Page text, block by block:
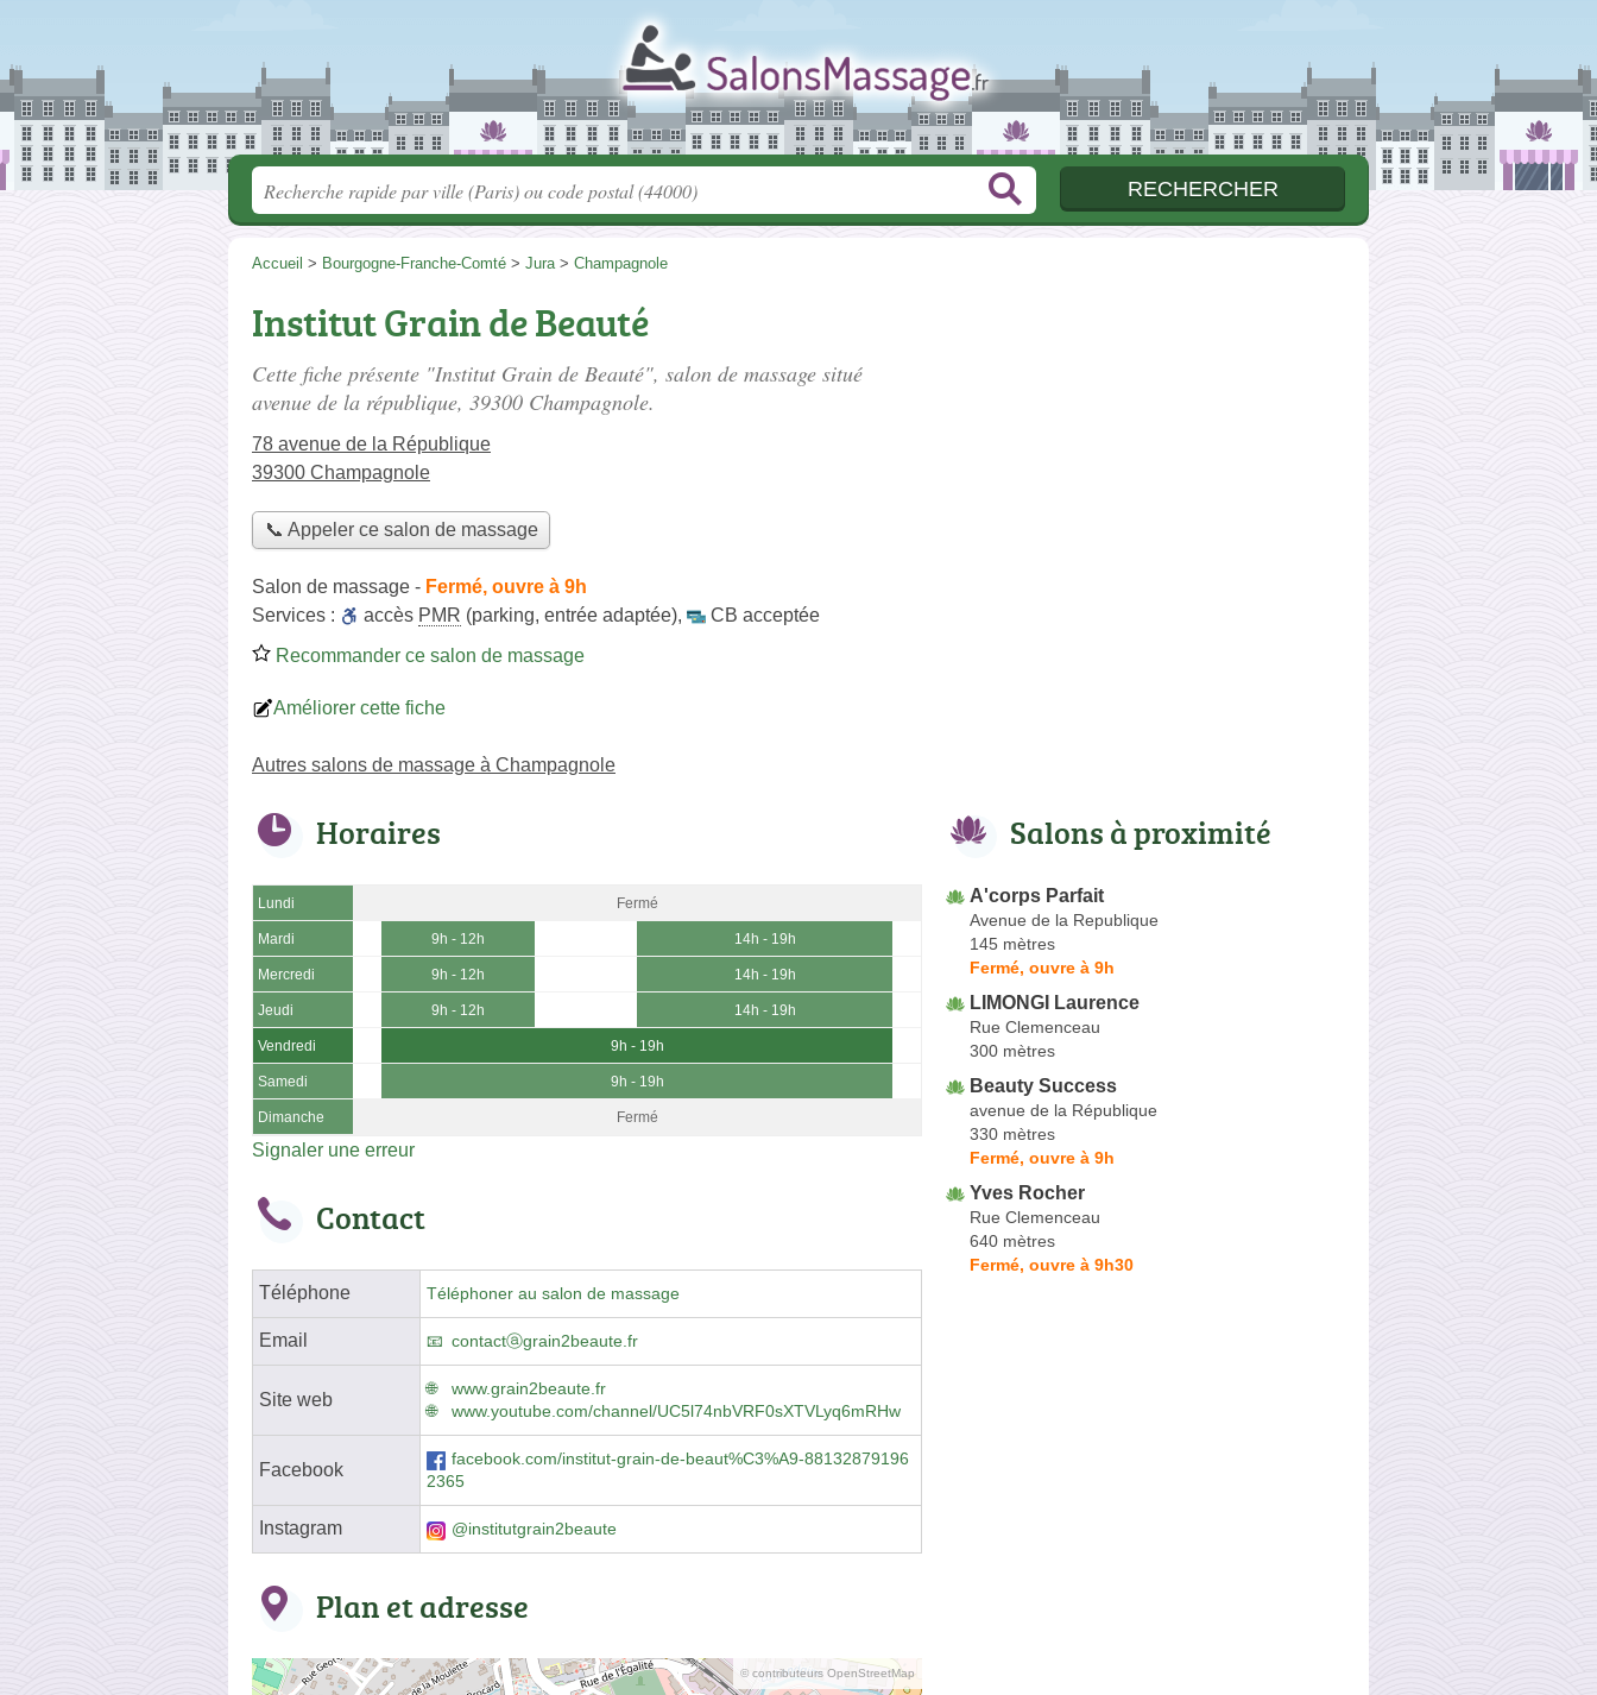
Accueil > Bourgogne-Franche-Comté > Jura> Champagnole
Institut Grain de Beauté
Cette fiche présente "Institut Grain de Beauté", salon de massage situé
avenue de la république, 39300 Champagnole.
78 avenue de la République
39300 Champagnole
📞 Appeler ce salon de massage
Salon de massage - Fermé, ouvre à 9h
Services :
accès PMR (parking, entrée adaptée),
CB acceptée
Recommander ce salon de massage
Améliorer cette fiche
Autres salons de massage à Champagnole
Horaires
Lundi Fermé
Mardi 9h - 12h 14h - 19h
Mercredi 9h - 12h 14h - 19h
Jeudi 9h - 12h 14h - 19h
Vendredi 9h - 19h
Samedi 9h - 19h
Dimanche Fermé
Signaler une erreur
Contact
Téléphone Téléphoner au salon de massage
Email contactⓐgrain2beaute.fr
Site web
www.grain2beaute.fr
www.youtube.com/channel/UC5l74nbVRF0sXTVLyq6mRHw
Facebook
facebook.com/institut-grain-de-beaut%C3%A9-88132879196
2365
Instagram @institutgrain2beaute
Plan et adresse
© contributeurs OpenStreetMap
Salons à proximité
A'corps Parfait
Avenue de la Republique
145 mètres
Fermé, ouvre à 9h
LIMONGI Laurence
Rue Clemenceau
300 mètres
Beauty Success
avenue de la République
330 mètres
Fermé, ouvre à 9h
Yves Rocher
Rue Clemenceau
640 mètres
Fermé, ouvre à 9h30